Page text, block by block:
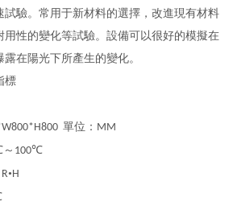
試驗。常用于新材料的選擇，改進現有材料
用性的變化等試驗。設備可以很好的模擬在
在陽光下所產生的變化。
標
單位： MM
100℃
•H